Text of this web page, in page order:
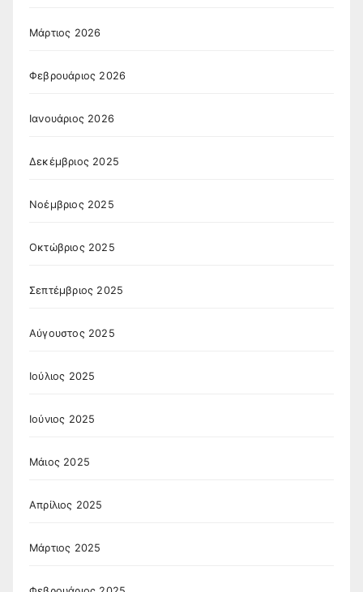
Μάρτιος 2026
Φεβρουάριος 2026
Ιανουάριος 2026
Δεκέμβριος 2025
Νοέμβριος 2025
Οκτώβριος 2025
Σεπτέμβριος 2025
Αύγουστος 2025
Ιούλιος 2025
Ιούνιος 2025
Μάιος 2025
Απρίλιος 2025
Μάρτιος 2025